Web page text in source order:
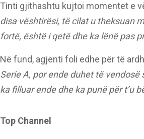
Tinti gjithashtu kujtoi momentet e
disa vështirësi, të cilat u theksuan
fortë, është i qetë dhe ka lënë pas
Në fund, agjenti foli edhe për të
Serie A, por ende duhet të
ka filluar ende dhe ka punë për t’u
Top Channel